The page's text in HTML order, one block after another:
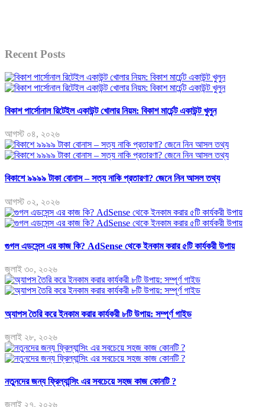
Recent Posts
বিকাশ পার্সোনাল রিটেইল একাউন্ট খোলার নিয়ম: বিকাশ মার্চেন্ট একাউন্ট খুলুন
আগস্ট ০৪, ২০২৬
বিকাশে ৯৯৯৯ টাকা বোনাস – সত্য নাকি প্রতারণা? জেনে নিন আসল তথ্য
আগস্ট ০২, ২০২৬
গুগল এডসেন্স এর কাজ কি? AdSense থেকে ইনকাম করার ৫টি কার্যকরী উপায়
জুলাই ৩০, ২০২৬
অ্যাপস তৈরি করে ইনকাম করার কার্যকরী ৮টি উপায়: সম্পূর্ণ গাইড
জুলাই ২৮, ২০২৬
নতুনদের জন্য ফ্রিল্যান্সিং এর সবচেয়ে সহজ কাজ কোনটি ?
জুলাই ২৭, ২০২৬